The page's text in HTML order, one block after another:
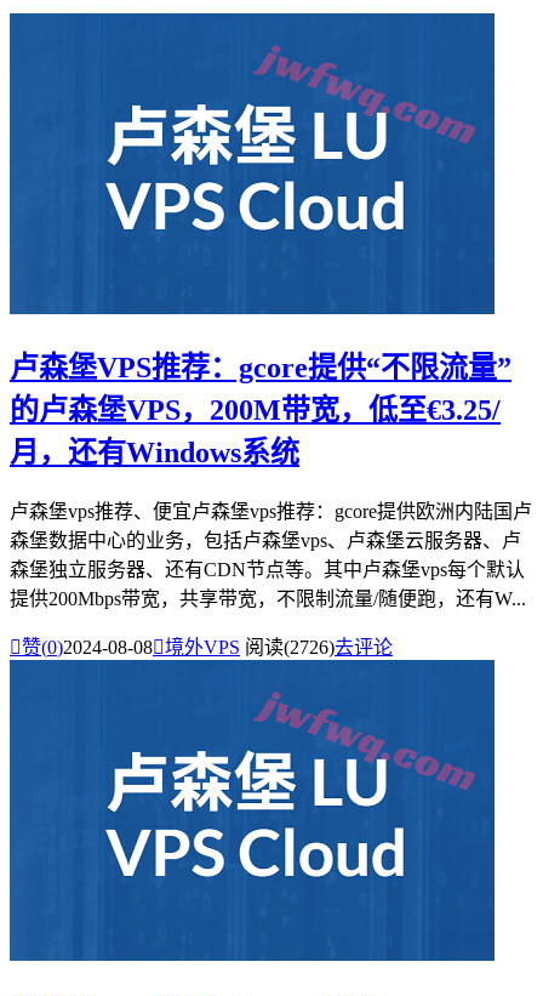
卢森堡VPS推荐：gcore提供“不限流量”
的卢森堡VPS，200M带宽，低至€3.25/
月，还有Windows系统
卢森堡vps推荐、便宜卢森堡vps推荐：gcore提供欧洲内陆国卢
森堡数据中心的业务，包括卢森堡vps、卢森堡云服务器、卢
森堡独立服务器、还有CDN节点等。其中卢森堡vps每个默认
提供200Mbps带宽，共享带宽，不限制流量/随便跑，还有W...
赞(0)2024-08-08境外VPS 阅读(2726)去评论